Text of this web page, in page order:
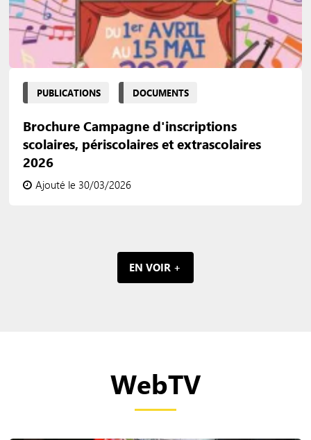
PUBLICATIONS DOCUMENTS
Brochure Campagne d'inscriptions
scolaires, périscolaires et extrascolaires
2026
Ajouté le 30/03/2026
EN VOIR +
WebTV